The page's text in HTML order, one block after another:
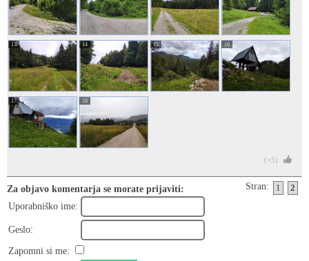
13 14 15 16
17 18
(+5)
Stran: 1 2
Za objavo komentarja se morate prijaviti:
Uporabniško ime:
Geslo:
Zapomni si me: